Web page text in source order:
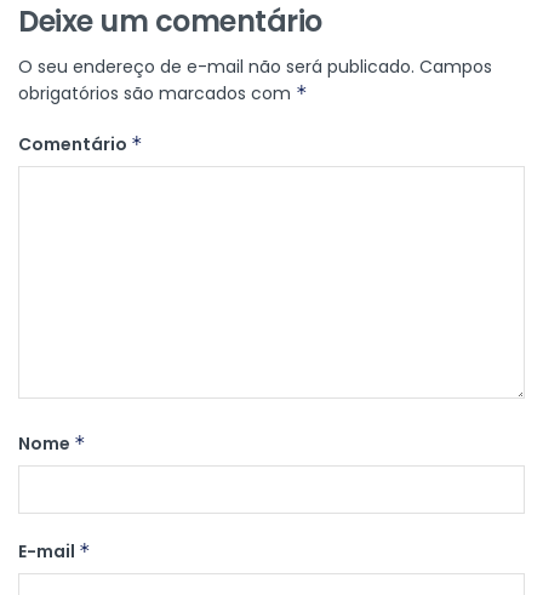
Deixe um comentário
O seu endereço de e-mail não será publicado. Campos
obrigatórios são marcados com *
Comentário *
Nome *
E-mail *